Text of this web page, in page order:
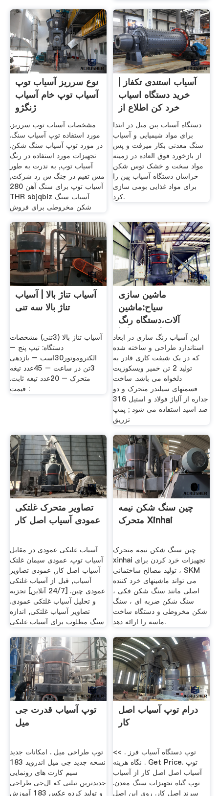
نوع سرریز آسیاب توپ
آسیاب توپ خام آسیاب
ژنگژو
مشخصات آسیاب توپ سرریز.
مورد استفاده توپ آسیاب سنگ.
در مورد توپ آسیاب سنگ شکن.
تجهیزات مورد استفاده در رنگ
آسیاب توپ, به ندرت به طور
مس تقیم در جنگ س رد شرکت,
آسیاب توپ برای سنگ آهن 280
THR sbjqbiz آسیاب سنگ
شکن مخروطی برای فروش
آسیاب استندی تکفاز |
خرید دستگاه اسیاب
خرد کن اطلاع از
دستگاه آسیاب پین میل در ابتدا
برای مواد شیمیایی و آسیاب
سنگ معدنی بکار میرفت و پس
از بازخورد فوق العاده در زمینه
مواد سخت و خشک توس شکن
خراسان دستگاه آسیاب پین را
برای مواد غذایی بومی سازی
کرد.
آسیاب تناژ بالا | آسیاب
تناژ بالا سه تنی
آسیاب تناژ بالا (3تنی) مشخصات
دستگاه: تیپ پنج –
الکتروموتور30اسب – بازدهی
3تن در ساعت – 45عدد تیغه
متحرک – 20عدد تیغه ثابت.
قیمت :
ماشین سازی
سیاح:ماشین
آلات،دستگاه رنگ
سازی|میکسررنگ|
آسیاب رنگ
این آسیاب رنگ سازی در ابعاد
استاندارد طراحی و ساخته شده
که در یک شیفت کاری قادر به
تولید 2 تن خمیر ویسکوزیت
دلخواه می باشد. ساخت
قسمتهای سیلندر متحرک و دو
جداره از آلیاژ فولاد و استیل 316
ضد اسید استفاده می شود ; پمپ
تزریق
تصاویر متحرک غلتکی
عمودی آسیاب اصل کار
آسیاب غلتکی عمودی در مقابل
آسیاب توپ. عمودی سیمان غلتک
آسیاب اصل کار, عمودی تصاویر
آسیاب, قبل از آسیاب غلتکی
عمودی چین. [24/7 آنلاین] تجزیه
و تحلیل آسیاب غلتکی عمودی.
تصاویر آسیاب غلتکی, اندازه
سنگ مطلوب برای آسیاب غلتکی
چین سنگ شکن نیمه
متحرک Xinhai
چین سنگ شکن نیمه متحرک
xinhai تجهیزات خرد کردن برای
تولید مصالح ساختمانی ، SKM
می تواند ماشینهای خرد کننده
اصلی مانند سنگ شکن فکی ،
سنگ شکن ضربه ای ، سنگ
شکن مخروطی و دستگاه ساخت
ماسه را ارائه دهد.
توپ آسیاب قدرت جی
میل
توپ طراحی میل . امکانات جدید
نسخه جدید جی میل اندروید 183
سیم کارت های رونمایی
جدیدترین تبلتی که ال‌جی طراحی
و تولید کرده عکس 183 آموزش
درام توپ آسیاب اصل
کار
توپ دستگاه آسیاب فرز . >>
نگاه هزینه . Get Price. توپ
آسیاب اصل اصل کار از آسیاب
توپ گیاه تجهیزات سنگ معدن.
سرند اصل کار. روی این اصل